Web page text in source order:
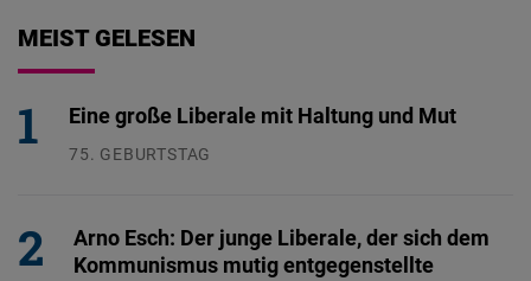
MEIST GELESEN
Eine große Liberale mit Haltung und Mut
75. GEBURTSTAG
Arno Esch: Der junge Liberale, der sich dem
Kommunismus mutig entgegenstellte